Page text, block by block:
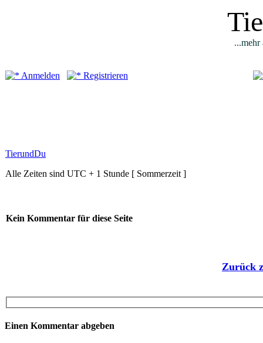
...mehr
Anmelden Registrieren
TierundDu
Alle Zeiten sind UTC + 1 Stunde [ Sommerzeit ]
Kein Kommentar für diese Seite
Zurück
Einen Kommentar abgeben